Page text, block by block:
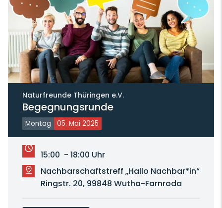
Naturfreunde Thüringen e.V.
Begegnungsrunde
Montag 05. Mai 2025
15:00 - 18:00 Uhr
Nachbarschaftstreff „Hallo Nachbar*in“
Ringstr. 20, 99848 Wutha-Farnroda